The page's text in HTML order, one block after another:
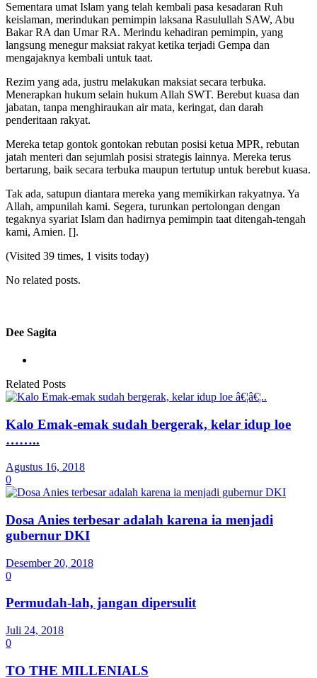
Sementara umat Islam yang telah kembali pasa kesadaran Ruh
keislaman, merindukan pemimpin laksana Rasulullah SAW, Abu
Bakar RA dan Umar RA. Merindu kehadiran pemimpin, yang
langsung menegur maksiat rakyat ketika terjadi Gempa dan
mengajaknya kembali untuk taat.
Rezim yang ada, justru melakukan maksiat secara terbuka.
Menerapkan hukum selain hukum Allah SWT. Berebut kuasa dan
jabatan, tanpa menghiraukan air mata, keringat, dan darah
penderitaan rakyat.
Mereka tetap gontok gontokan rebutan posisi ketua MPR, rebutan
jatah menteri dan sejumlah posisi strategis lainnya. Mereka terus
bertarung, baik secara terbuka maupun tertutup untuk berebut kuasa.
Tak ada, satupun diantara mereka yang memikirkan rakyatnya. Ya
Allah, ampunilah kami. Segera, turunkan pertolongan dengan
tegaknya syariat Islam dan hadirnya pemimpin taat ditengah-tengah
kami, Amien. [].
(Visited 39 times, 1 visits today)
No related posts.
Dee Sagita
Related Posts
Kalo Emak-emak sudah bergerak, kelar idup loe
……..
Agustus 16, 2018
0
Dosa Anies terbesar adalah karena ia menjadi
gubernur DKI
Desember 20, 2018
0
Permudah-lah, jangan dipersulit
Juli 24, 2018
0
TO THE MILLENIALS